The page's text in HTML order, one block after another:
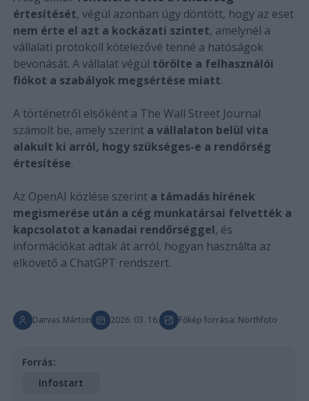
értesítését, végül azonban úgy döntött, hogy az eset
nem érte el azt a kockázati szintet, amelynél a
vállalati protokoll kötelezővé tenné a hatóságok
bevonását. A vállalat végül törölte a felhasználói
fiókot a szabályok megsértése miatt.
A történetről elsőként a The Wall Street Journal
számolt be, amely szerint a vállalaton belül vita
alakult ki arról, hogy szükséges-e a rendőrség
értesítése.
Az OpenAI közlése szerint a támadás hírének
megismerése után a cég munkatársai felvették a
kapcsolatot a kanadai rendőrséggel, és
információkat adtak át arról, hogyan használta az
elkövető a ChatGPT rendszert.
Darvas Márton 2026. 03. 16. Főkép forrása: Northfoto
Forrás:
Infostart